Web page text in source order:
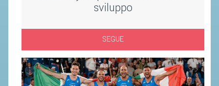
sviluppo
SEGUE
ACCEDI AL TESSERAMENTO ON
ASSICURAZIONE
MODULI
AFFILIARE UN ESD